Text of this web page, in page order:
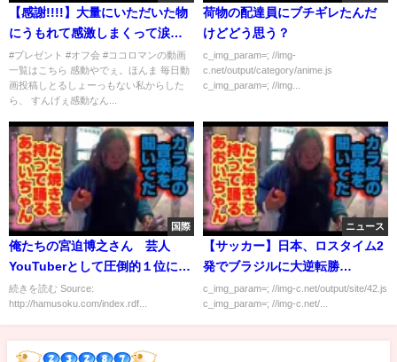
【感謝!!!!】大量にいただいた物
にうもれて感激しまくって涙し
たヤツ
#プレゼント #オフ会 #ココロマンの動画
一覧はこちら 感動やでぇ。ほんま 毎日動
画投稿しとるしょーっもない私からした
ら、 すんげぇ感動なん...
荷物の配達員にブチギレたんだ
けどどう思う？
c_img_param=; //img-
c.net/output/category/anime.js
c_img_param=; //img...
国際
俺たちの宮迫博之さん 芸人
YouTuberとして圧倒的１位にな
る
続きを読む Source:
http://hamusoku.com/index.rdf...
ニュース
【サッカー】日本、ロスタイム2
発でブラジルに大逆転勝
利！！！！！
c_img_param=; //img-c.net/output/site/42.js
c_img_param=; //img-c.net/...